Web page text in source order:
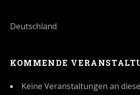
Deutschland
KOMMENDE
Keine Veranstaltungen an